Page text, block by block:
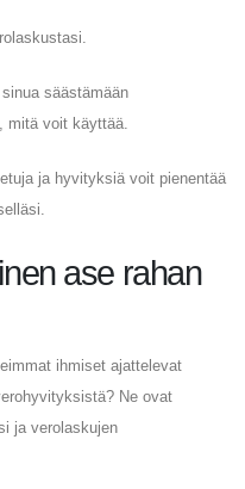
säästämään
mitä voit käyttää.
ja hyvityksiä voit pienentää
ase rahan
ihmiset ajattelevat
Ne ovat
ja verolaskujen